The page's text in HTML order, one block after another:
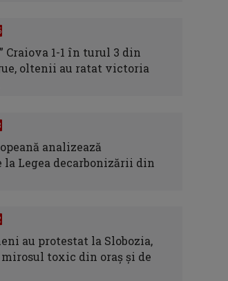
Craiova 1-1 în turul 3 din
oltenii au ratat victoria
analizează
Legea decarbonizării din
au protestat la Slobozia,
toxic din oraș și de